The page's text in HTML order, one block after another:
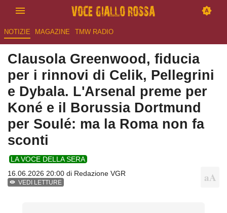
NOTIZIE MAGAZINE TMW RADIO
Clausola Greenwood, fiducia
per i rinnovi di Celik, Pellegrini
e Dybala. L'Arsenal preme per
Koné e il Borussia Dortmund
per Soulé: ma la Roma non fa
sconti
LA VOCE DELLA SERA
16.06.2026 20:00 di Redazione VGR
VEDI LETTURE